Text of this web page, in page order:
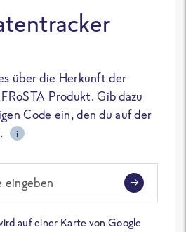
über die Herkunft der
Produkt. Gib dazu
Code ein, den du auf der
i
eingeben
auf einer Karte von Google